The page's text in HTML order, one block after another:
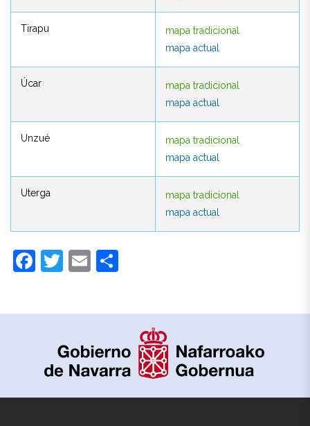
Tirapu
mapa tradicional
mapa actual
Úcar
mapa tradicional
mapa actual
Unzué
mapa tradicional
mapa actual
Uterga
mapa tradicional
mapa actual
mapa actual
mapa actual
mapa actual
mapa actual
Facebook
Twitter
Email